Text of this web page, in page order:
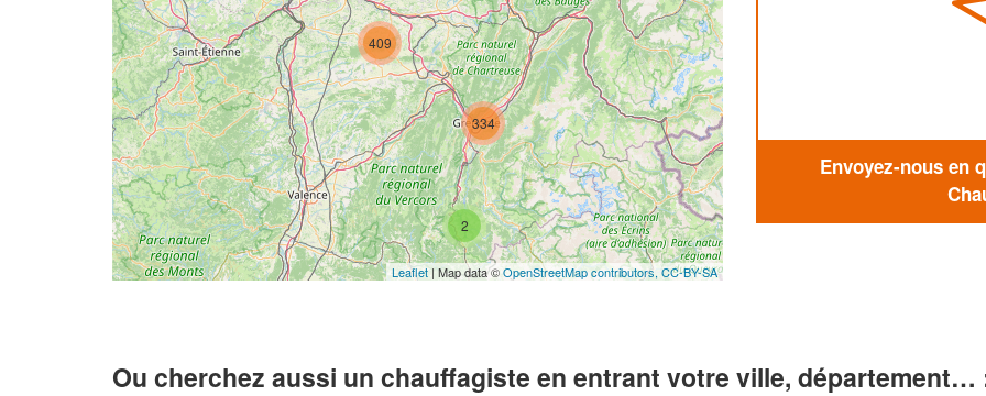
409
2
334
Leaflet| Map data ©OpenStreetMap contributors, CC-BY-SA
Envoyez-nous en
Ou cherchez aussi un chauffagiste en entrant votre ville, département…